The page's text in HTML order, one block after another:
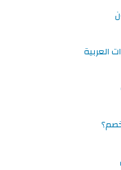
العربية